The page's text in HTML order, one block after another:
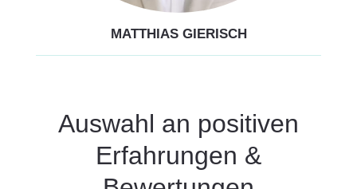
MATTHIAS GIERISCH
Auswahl an positiven
Erfahrungen &